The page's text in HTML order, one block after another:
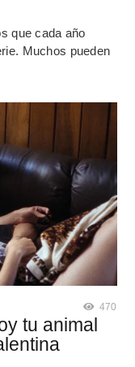
que cada año
Muchos pueden
470
tu animal